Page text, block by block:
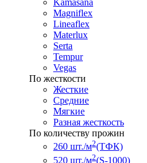
Kamasana
Magniflex
Lineaflex
Materlux
Serta
Tempur
Vegas
По жесткости
Жесткие
Средние
Мягкие
Разная жесткость
По количеству прожин
260 шт./м2(ТФК)
520 шт./м2(S-1000)